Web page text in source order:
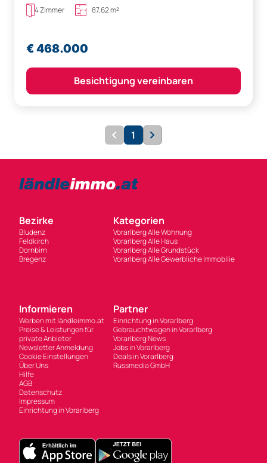
4 Zimmer 87,62 m²
€ 468.000
Besichtigung vereinbaren
1
Bezirke
Bludenz
Feldkirch
Dornbirn
Bregenz
Kategorien
Vorarlberg Alle Wohnung
Vorarlberg Alle Haus
Vorarlberg Alle Grundstück
Vorarlberg Alle Gewerbliche Immobilie
Informieren
Werben mit ländleimmo.at
Preise & Leistungen für
private Anbieter
Newsletter Anmeldung
Cookie Einstellungen
Über Uns
Hilfe
AGB
Datenschutz
Impressum
Einrichtung in Vorarlberg
Partner
Einrichtung in Vorarlberg
Gebrauchtwagen in Vorarlberg
Vorarlberg News
Jobs in Vorarlberg
Deals in Vorarlberg
Russmedia GmbH